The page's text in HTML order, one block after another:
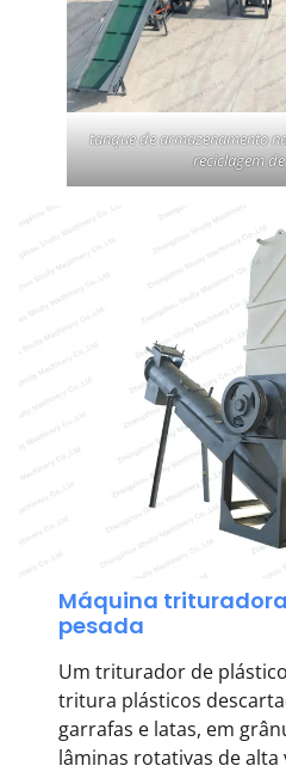
tanque de armazenamento
reciclagem
Máquina
pesada
Um triturador de
tritura plásticos
garrafas e latas, em
lâminas rotativas de alta